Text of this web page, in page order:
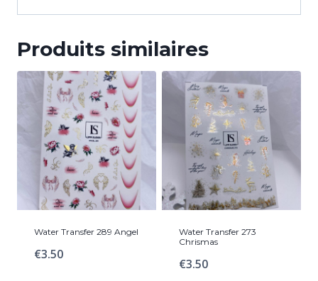
Produits similaires
Water Transfer 289 Angel
€3.50
Water Transfer 273
Chrismas
€3.50